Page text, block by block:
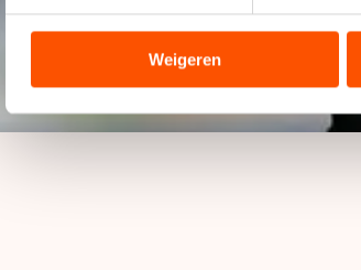
analyseren. We delen informatie over uw
analyse. Zij kunnen deze combineren
hun services. Sommige partners kunnen
adequaat beschermingsniveau geldt
Meer informatie vindt u in ons
Weigeren